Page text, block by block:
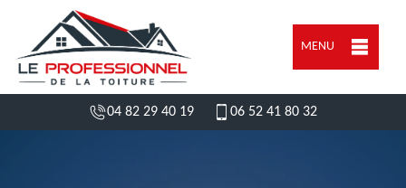
MENU
04 82 29 40 19 06 52 41 80 32